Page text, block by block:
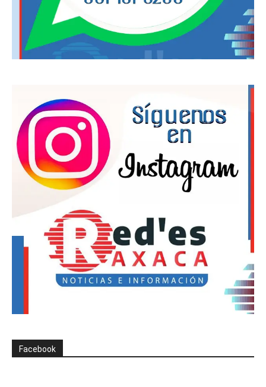
Facebook